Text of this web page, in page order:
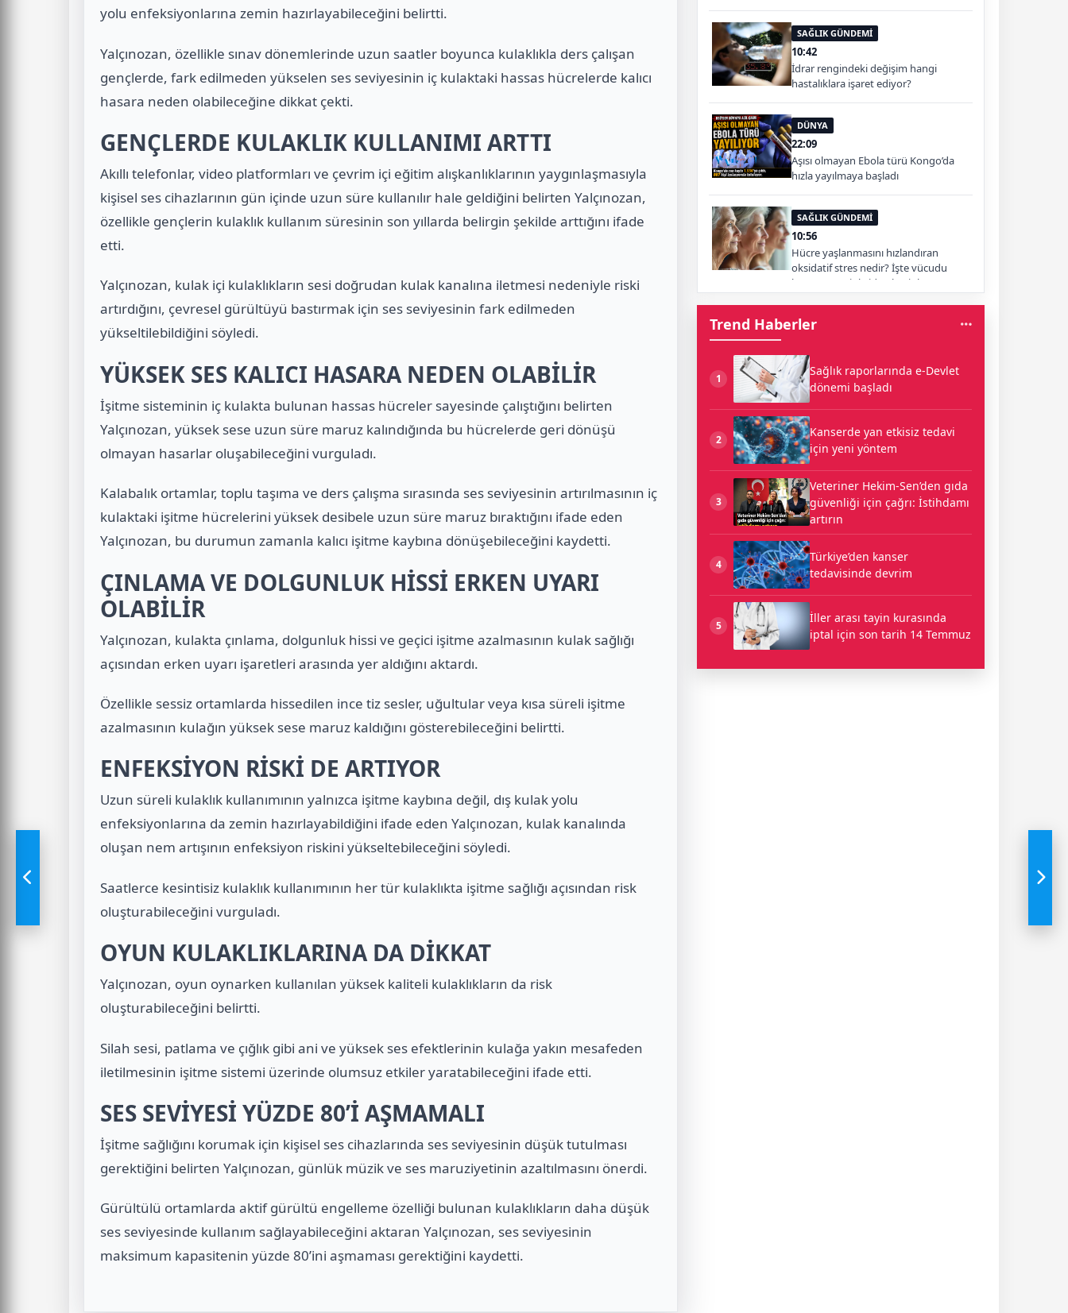
yolu enfeksiyonlarına zemin hazırlayabileceğini belirtti.
Yalçınozan, özellikle sınav dönemlerinde uzun saatler boyunca kulaklıkla ders çalışan
gençlerde, fark edilmeden yükselen ses seviyesinin iç kulaktaki hassas hücrelerde kalıcı
hasara neden olabileceğine dikkat çekti.
GENÇLERDE KULAKLIK KULLANIMI ARTTI
Akıllı telefonlar, video platformları ve çevrim içi eğitim alışkanlıklarının yaygınlaşmasıyla
kişisel ses cihazlarının gün içinde uzun süre kullanılır hale geldiğini belirten Yalçınozan,
özellikle gençlerin kulaklık kullanım süresinin son yıllarda belirgin şekilde arttığını ifade
etti.
Yalçınozan, kulak içi kulaklıkların sesi doğrudan kulak kanalına iletmesi nedeniyle riski
artırdığını, çevresel gürültüyü bastırmak için ses seviyesinin fark edilmeden
yükseltilebildiğini söyledi.
YÜKSEK SES KALICI HASARA NEDEN OLABİLİR
İşitme sisteminin iç kulakta bulunan hassas hücreler sayesinde çalıştığını belirten
Yalçınozan, yüksek sese uzun süre maruz kalındığında bu hücrelerde geri dönüşü
olmayan hasarlar oluşabileceğini vurguladı.
Kalabalık ortamlar, toplu taşıma ve ders çalışma sırasında ses seviyesinin artırılmasının iç
kulaktaki işitme hücrelerini yüksek desibele uzun süre maruz bıraktığını ifade eden
Yalçınozan, bu durumun zamanla kalıcı işitme kaybına dönüşebileceğini kaydetti.
ÇINLAMA VE DOLGUNLUK HİSSİ ERKEN UYARI
OLABİLİR
Yalçınozan, kulakta çınlama, dolgunluk hissi ve geçici işitme azalmasının kulak sağlığı
açısından erken uyarı işaretleri arasında yer aldığını aktardı.
Özellikle sessiz ortamlarda hissedilen ince tiz sesler, uğultular veya kısa süreli işitme
azalmasının kulağın yüksek sese maruz kaldığını gösterebileceğini belirtti.
ENFEKSİYON RİSKİ DE ARTIYOR
Uzun süreli kulaklık kullanımının yalnızca işitme kaybına değil, dış kulak yolu
enfeksiyonlarına da zemin hazırlayabildiğini ifade eden Yalçınozan, kulak kanalında
oluşan nem artışının enfeksiyon riskini yükseltebileceğini söyledi.
Saatlerce kesintisiz kulaklık kullanımının her tür kulaklıkta işitme sağlığı açısından risk
oluşturabileceğini vurguladı.
OYUN KULAKLIKLARINA DA DİKKAT
Yalçınozan, oyun oynarken kullanılan yüksek kaliteli kulaklıkların da risk
oluşturabileceğini belirtti.
Silah sesi, patlama ve çığlık gibi ani ve yüksek ses efektlerinin kulağa yakın mesafeden
iletilmesinin işitme sistemi üzerinde olumsuz etkiler yaratabileceğini ifade etti.
SES SEVİYESİ YÜZDE 80’İ AŞMAMALI
İşitme sağlığını korumak için kişisel ses cihazlarında ses seviyesinin düşük tutulması
gerektiğini belirten Yalçınozan, günlük müzik ve ses maruziyetinin azaltılmasını önerdi.
Gürültülü ortamlarda aktif gürültü engelleme özelliği bulunan kulaklıkların daha düşük
ses seviyesinde kullanım sağlayabileceğini aktaran Yalçınozan, ses seviyesinin
maksimum kapasitenin yüzde 80’ini aşmaması gerektiğini kaydetti.
SAĞLIK GÜNDEMİ
10:42
İdrar rengindeki değişim hangi
hastalıklara işaret ediyor?
DÜNYA
22:09
Aşısı olmayan Ebola türü Kongo’da
hızla yayılmaya başladı
SAĞLIK GÜNDEMİ
10:56
Hücre yaşlanmasını hızlandıran
oksidatif stres nedir? İşte vücudu
koruyan antioksidan besinler
Trend Haberler
1
Sağlık raporlarında e-Devlet
dönemi başladı
2
Kanserde yan etkisiz tedavi
için yeni yöntem
3
Veteriner Hekim-Sen’den gıda
güvenliği için çağrı: İstihdamı
artırın
4
Türkiye’den kanser
tedavisinde devrim
5
İller arası tayin kurasında
iptal için son tarih 14 Temmuz